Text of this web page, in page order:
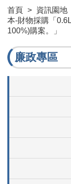
首頁 > 資訊園地
本-財物採購「
100%)購案。」
廉政專區